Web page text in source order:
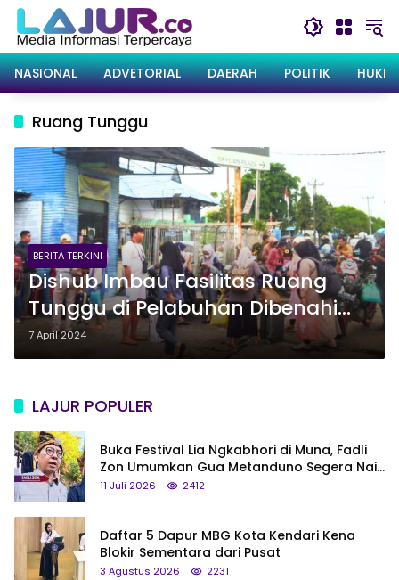
Langsung
konten
NASIONAL
ADVETORIAL DAERAH POLITIK
Ruang Tunggu
BERITA TERKINI
Dishub Imbau Fasilitas Ruang
Tunggu di Pelabuhan Dibenahi
Agar Pemudik Nyaman
7 April 2024
LAJUR POPULER
Buka Festival Lia Ngkabhori di Muna, Fadli
Zon Umumkan Gua Metanduno Segera Naik
Status Jadi Cagar Budaya Nasional
11 Juli 2026 2412
Daftar 5 Dapur MBG Kota Kendari Kena
Blokir Sementara dari Pusat
3 Agustus 2026 2231